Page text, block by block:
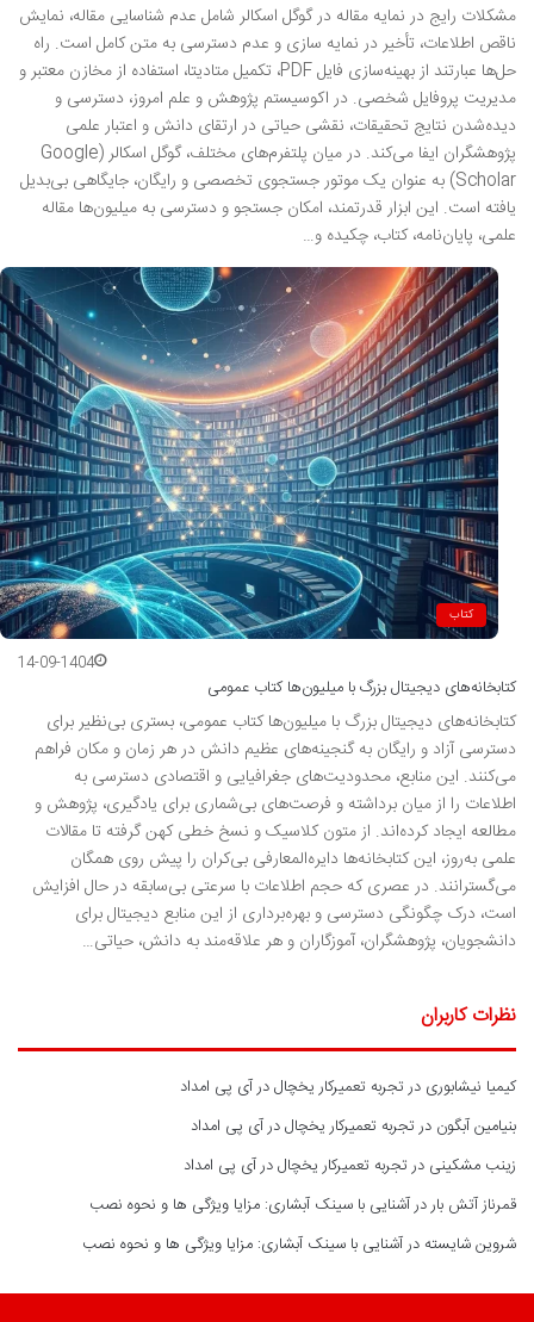
مشکلات رایج در نمایه مقاله در گوگل اسکالر شامل عدم شناسایی مقاله، نمایش
ناقص اطلاعات، تأخیر در نمایه سازی و عدم دسترسی به متن کامل است. راه
حل‌ها عبارتند از بهینه‌سازی فایل PDF، تکمیل متادیتا، استفاده از مخازن معتبر و
مدیریت پروفایل شخصی. در اکوسیستم پژوهش و علم امروز، دسترسی و
دیده‌شدن نتایج تحقیقات، نقشی حیاتی در ارتقای دانش و اعتبار علمی
پژوهشگران ایفا می‌کند. در میان پلتفرم‌های مختلف، گوگل اسکالر (Google
Scholar) به عنوان یک موتور جستجوی تخصصی و رایگان، جایگاهی بی‌بدیل
یافته است. این ابزار قدرتمند، امکان جستجو و دسترسی به میلیون‌ها مقاله
علمی، پایان‌نامه، کتاب، چکیده و…
کتاب
14-09-1404
کتابخانه‌های دیجیتال بزرگ با میلیون‌ها کتاب عمومی
کتابخانه‌های دیجیتال بزرگ با میلیون‌ها کتاب عمومی، بستری بی‌نظیر برای
دسترسی آزاد و رایگان به گنجینه‌های عظیم دانش در هر زمان و مکان فراهم
می‌کنند. این منابع، محدودیت‌های جغرافیایی و اقتصادی دسترسی به
اطلاعات را از میان برداشته و فرصت‌های بی‌شماری برای یادگیری، پژوهش و
مطالعه ایجاد کرده‌اند. از متون کلاسیک و نسخ خطی کهن گرفته تا مقالات
علمی به‌روز، این کتابخانه‌ها دایره‌المعارفی بی‌کران را پیش روی همگان
می‌گسترانند. در عصری که حجم اطلاعات با سرعتی بی‌سابقه در حال افزایش
است، درک چگونگی دسترسی و بهره‌برداری از این منابع دیجیتال برای
دانشجویان، پژوهشگران، آموزگاران و هر علاقه‌مند به دانش، حیاتی…
نظرات کاربران
کیمیا نیشابوری درتجربه تعمیرکار یخچال در آی پی امداد
بنیامین آبگون درتجربه تعمیرکار یخچال در آی پی امداد
زینب مشکینی درتجربه تعمیرکار یخچال در آی پی امداد
قمرناز آتش باردرآشنایی با سینک آبشاری: مزایا ویژگی ها و نحوه نصب
شروین شایسته درآشنایی با سینک آبشاری: مزایا ویژگی ها و نحوه نصب